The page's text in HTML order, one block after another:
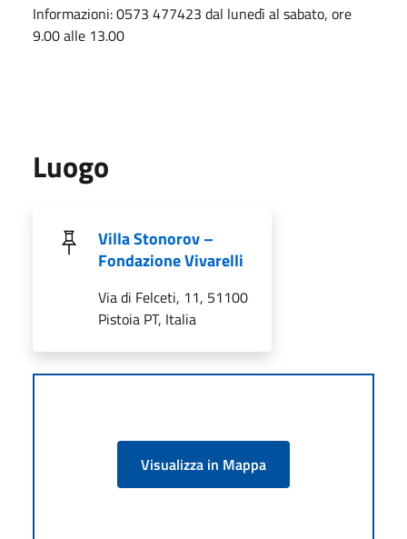
Informazioni:0573 477423 dal lunedì al sabato, ore
9.00 alle 13.00
Luogo
Villa Stonorov –
Fondazione Vivarelli
Via di Felceti, 11, 51100
Pistoia PT, Italia
Visualizza in Mappa